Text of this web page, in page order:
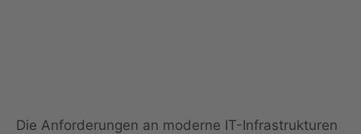
Die Anforderungen an moderne IT-Infrastrukturen